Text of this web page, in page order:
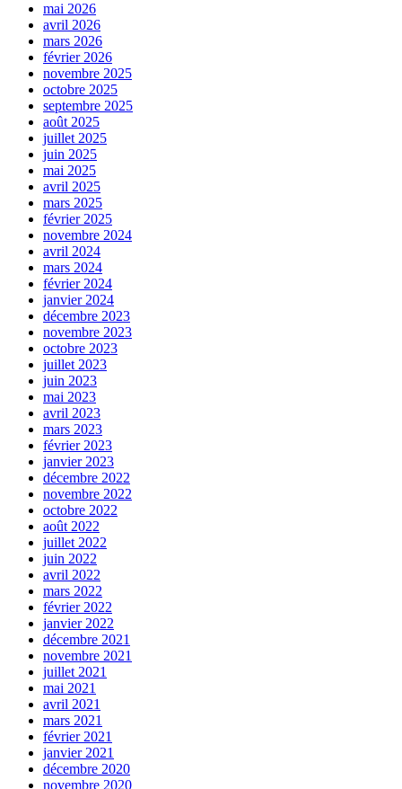
mai 2026
avril 2026
mars 2026
février 2026
novembre 2025
octobre 2025
septembre 2025
août 2025
juillet 2025
juin 2025
mai 2025
avril 2025
mars 2025
février 2025
novembre 2024
avril 2024
mars 2024
février 2024
janvier 2024
décembre 2023
novembre 2023
octobre 2023
juillet 2023
juin 2023
mai 2023
avril 2023
mars 2023
février 2023
janvier 2023
décembre 2022
novembre 2022
octobre 2022
août 2022
juillet 2022
juin 2022
avril 2022
mars 2022
février 2022
janvier 2022
décembre 2021
novembre 2021
juillet 2021
mai 2021
avril 2021
mars 2021
février 2021
janvier 2021
décembre 2020
novembre 2020